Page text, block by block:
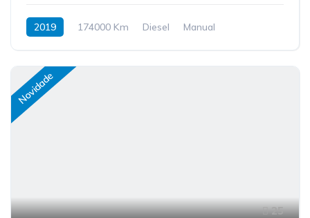
2019 174000 Km Diesel Manual
Novidade
25